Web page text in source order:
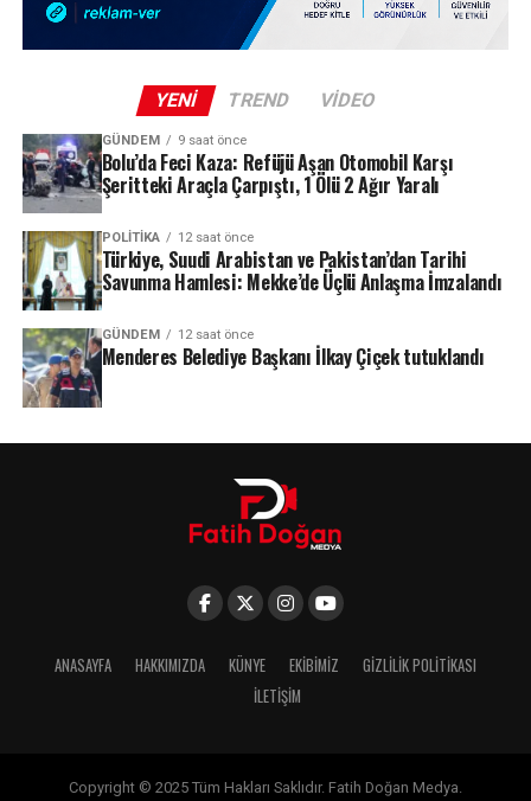
YENI TREND VIDEO
GÜNDEM 9 saat önce
Bolu’da Feci Kaza: Refüjü Aşan Otomobil Karşı
Şeritteki Araçla Çarpıştı, 1 Ölü 2 Ağır Yaralı
POLITIKA 12 saat önce
Türkiye, Suudi Arabistan ve Pakistan’dan Tarihi
Savunma Hamlesi: Mekke’de Üçlü Anlaşma İmzalandı
GÜNDEM 12 saat önce
Menderes Belediye Başkanı İlkay Çiçek tutuklandı
ANASAYFA HAKKIMIZDA KÜNYE EKIBIMIZ
GIZLILIK POLITIKASI
İLETIŞIM
Copyright © 2025 Tüm Hakları Saklıdır. Fatih Doğan Medya.